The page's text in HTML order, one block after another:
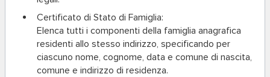
Certificato di Stato di Famiglia:
Elenca tutti i componenti della famiglia anagrafica
residenti allo stesso indirizzo, specificando per
ciascuno nome, cognome, data e comune di nascita,
comune e indirizzo di residenza.